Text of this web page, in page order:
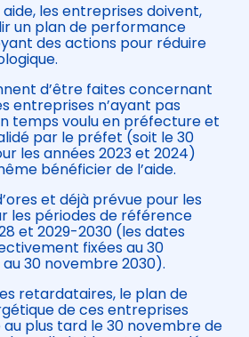
les entreprises doivent,
un plan de performance
des actions pour réduire
d’être faites concernant
entreprises n’ayant pas
temps voulu en préfecture et
par le préfet (soit le 30
les années 2023 et 2024)
bénéficier de l’aide.
et déjà prévue pour les
les périodes de référence
et 2029-2030 (les dates
fixées au 30
30 novembre 2030).
retardataires, le plan de
de ces entreprises
plus tard le 30 novembre de